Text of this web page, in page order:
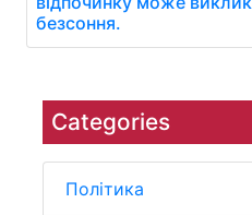
Categories
Політика
безсоння.